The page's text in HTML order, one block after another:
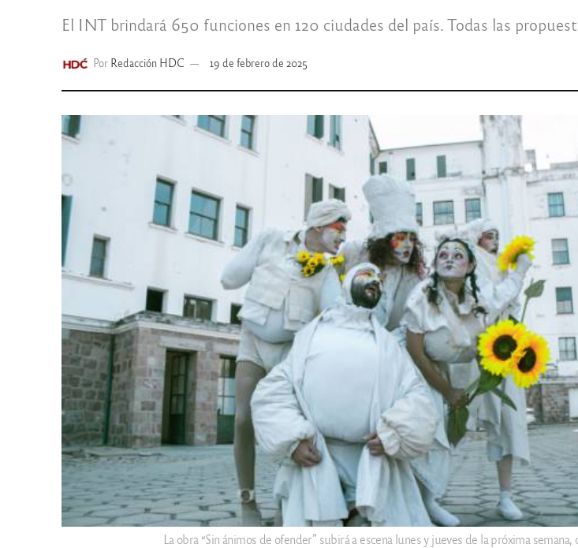
El INT brindará 650 funciones en 120 ciudades del país. Todas las
Por Redacción HDC 19 de febrero de 2025
La obra “Sin ánimos de ofender” subirá a escena lunes y jueves de la próxima